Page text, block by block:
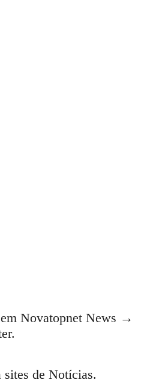
Novatopnet News →
sites de Notícias.